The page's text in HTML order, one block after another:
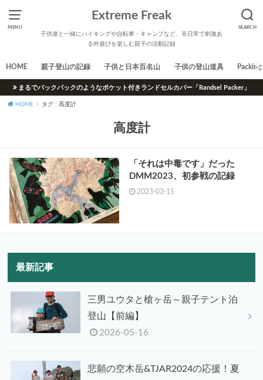
MENU SEARCH
Extreme Freak
子供達と一緒にハイキングや自転車・キャンプなど、非日常で刺激あ
る外遊びを楽しむ親子の活動記録
HOME 親子登山の記録 子供と日本百名山 子供の登山道具 Packing
まるでバックパックのようなポケット付きランドセルカバー「Randsel Packer」
HOME タグ : 高度計
高度計
「それは中毒です」だった
DMM2023、初参戦の記録
2023-03-15
最新記事
三男ユウタと槍ヶ岳～親子テント泊
登山【前編】
2026-05-16
悲願の空木岳&TJAR2024の応援！夏